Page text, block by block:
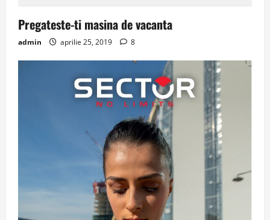
Pregateste-ti masina de vacanta
admin aprilie 25, 2019 8